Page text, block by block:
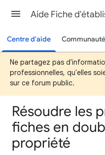
Centre d'aide Communauté
Ne partagez pas
professionnelles, qu'elles
sur ce forum public.
Résoudre les
fiches en
propriété